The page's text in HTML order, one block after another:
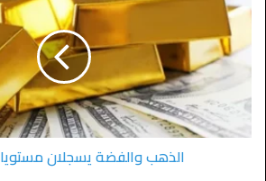
الذهب والفضة يسجلان